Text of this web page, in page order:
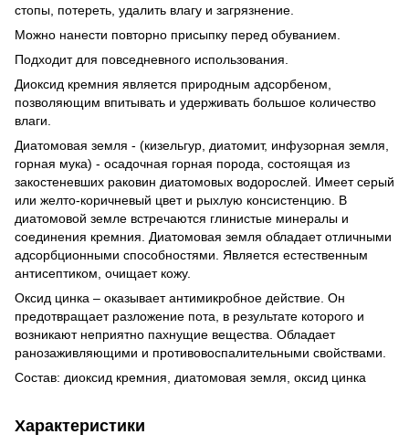
стопы, потереть, удалить влагу и загрязнение.
Можно нанести повторно присыпку перед обуванием.
Подходит для повседневного использования.
Диоксид кремния является природным адсорбеном,
позволяющим впитывать и удерживать большое количество
влаги.
Диатомовая земля - (кизельгур, диатомит, инфузорная земля,
горная мука) - осадочная горная порода, состоящая из
закостеневших раковин диатомовых водорослей. Имеет серый
или желто-коричневый цвет и рыхлую консистенцию. В
диатомовой земле встречаются глинистые минералы и
соединения кремния. Диатомовая земля обладает отличными
адсорбционными способностями. Является естественным
антисептиком, очищает кожу.
Оксид цинка – оказывает антимикробное действие. Он
предотвращает разложение пота, в результате которого и
возникают неприятно пахнущие вещества. Обладает
ранозаживляющими и противовоспалительными свойствами.
Состав: диоксид кремния, диатомовая земля, оксид цинка
Характеристики